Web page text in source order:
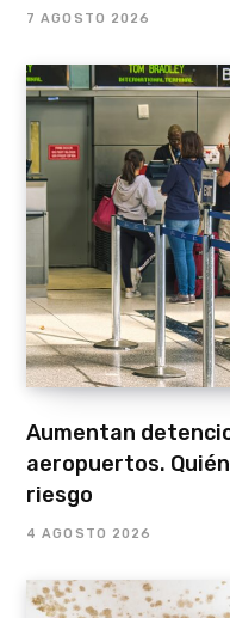
7 AGOSTO 2026
Aumentan
aeropuertos.
riesgo
4 AGOSTO 2026